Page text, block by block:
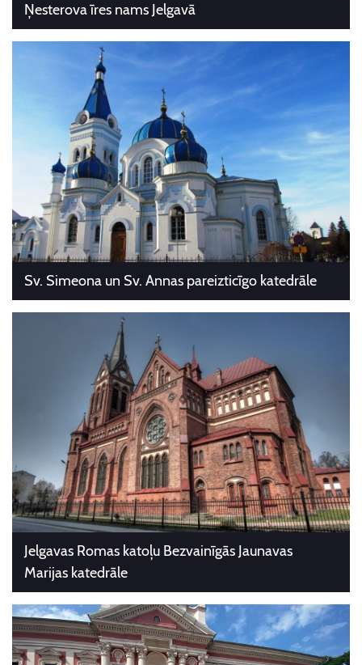
Ņesterova īres nams Jelgavā
Sv. Simeona un Sv. Annas pareizticīgo katedrāle
Jelgavas Romas katoļu Bezvainīgās Jaunavas
Marijas katedrāle